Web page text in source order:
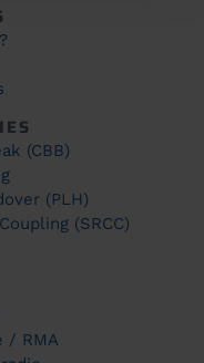
(CBB)
(PLH)
(SRCC)
/ RMA